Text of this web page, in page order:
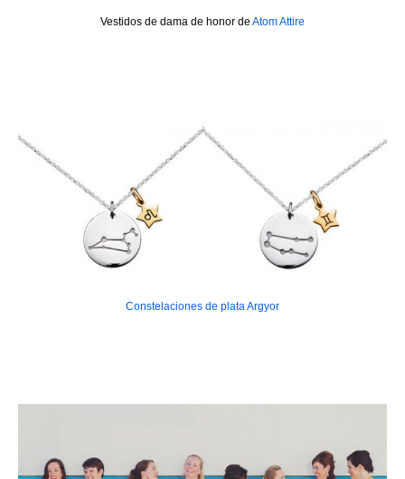
Vestidos de dama de honor de Atom Attire
Constelaciones de plata Argyor